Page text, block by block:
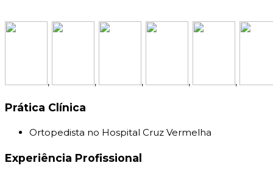
, , , , ,
Prática Clínica
Ortopedista no Hospital Cruz Vermelha
Experiência Profissional